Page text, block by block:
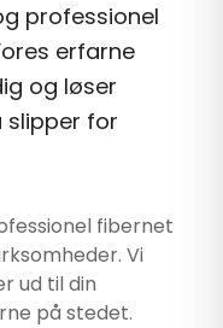
professionel
erfarne
og løser
slipper for
fibernet
Vi
ud til din
på stedet.